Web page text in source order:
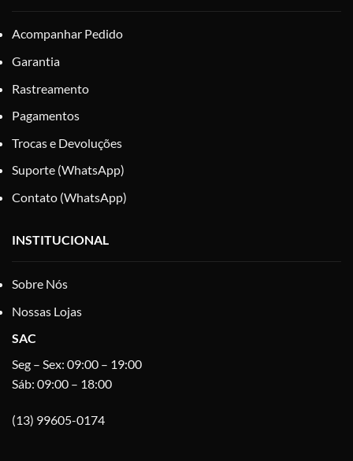
Acompanhar Pedido
Garantia
Rastreamento
Pagamentos
Trocas e Devoluções
Suporte (WhatsApp)
Contato (WhatsApp)
INSTITUCIONAL
Sobre Nós
Nossas Lojas
SAC
Seg – Sex: 09:00 – 19:00
Sáb: 09:00 – 18:00
(13) 99605-0174